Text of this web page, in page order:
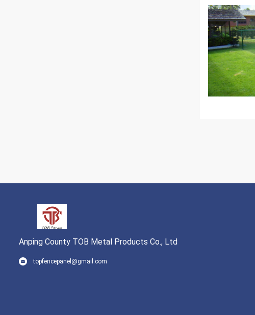
Anping County TOB Metal Products Co., Ltd
topfencepanel@gmail.com